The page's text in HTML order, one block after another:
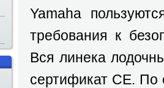
Yamaha
требования к
Вся линека
сертификат СЕ. По